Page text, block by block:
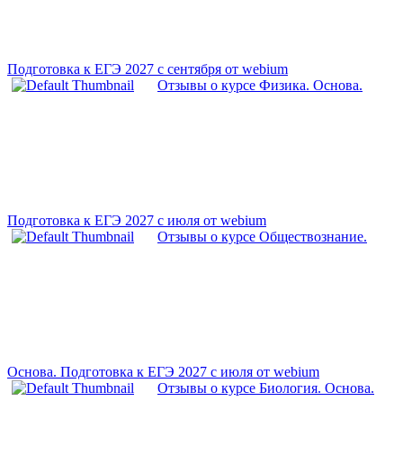
Подготовка к ЕГЭ 2027 с сентября от webium
Отзывы о курсе Физика. Основа.
Подготовка к ЕГЭ 2027 с июля от webium
Отзывы о курсе Обществознание.
Основа. Подготовка к ЕГЭ 2027 с июля от webium
Отзывы о курсе Биология. Основа.